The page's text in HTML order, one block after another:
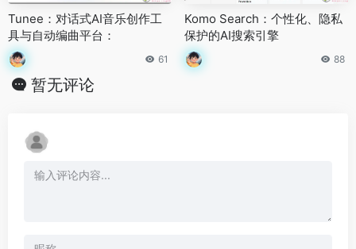
Tunee：对话式AI音乐创作工
具与自动编曲平台：
61
Komo Search：个性化、隐私
保护的AI搜索引擎
88
暂无评论